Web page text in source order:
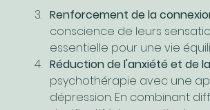
Renforcement de la
conscience de leurs
essentielle pour une vie
Réduction de l'anxiété et de
psychothérapie avec une
dépression. En combinant